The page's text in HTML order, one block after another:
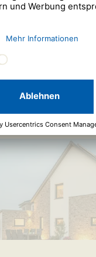
Vahrenholt